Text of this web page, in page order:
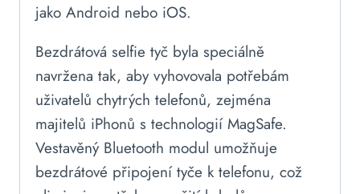
jako Android nebo iOS.
Bezdrátová selfie tyč byla speciálně
navržena tak, aby vyhovovala potřebám
uživatelů chytrých telefonů, zejména
majitelů iPhonů s technologií MagSafe.
Vestavěný Bluetooth modul umožňuje
bezdrátové připojení tyče k telefonu, což